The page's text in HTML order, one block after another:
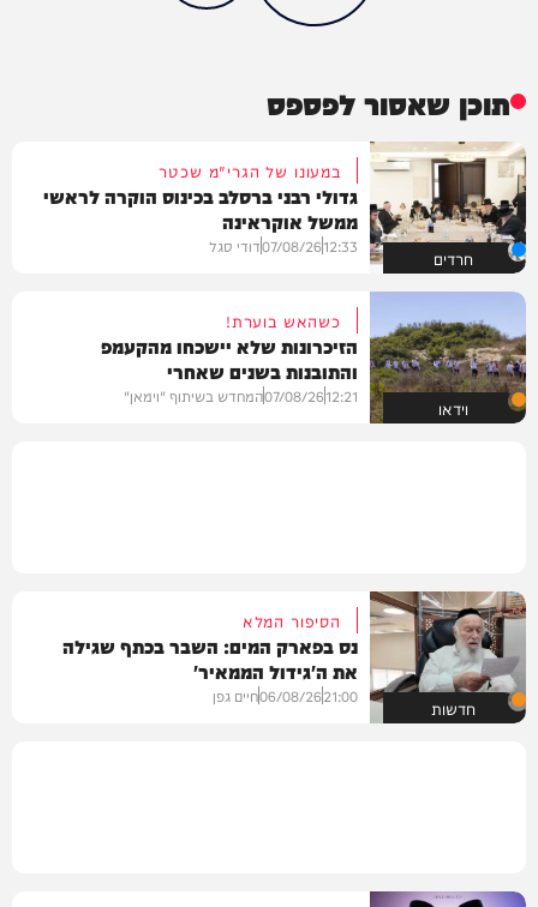
תוכן שאסור לפספס
חרדים
במעונו של הגרי"מ שכטר
גדולי רבני ברסלב בכינוס הוקרה לראשי
ממשל אוקראינה
12:33
07/08/26דודי סגל
וידאו
כשהאש בוערת!
הזיכרונות שלא יישכחו מהקעמפ
והתובנות בשנים שאחרי
12:21
07/08/26המחדש בשיתוף "וימאן"
חדשות
הסיפור המלא
נס בפארק המים: השבר בכתף שגילה
את ה'גידול הממאיר'
21:00
06/08/26חיים גפן